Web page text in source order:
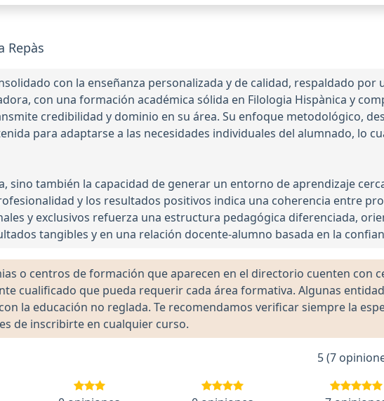
Repàs
con la enseñanza personalizada y de calidad, respaldado por
con una formación académica sólida en Filologia Hispànica y
credibilidad y dominio en su área. Su enfoque metodológico,
para adaptarse a las necesidades individuales del alumnado, lo
sino también la capacidad de generar un entorno de aprendizaje
y los resultados positivos indica una coherencia entre
y exclusivos refuerza una estructura pedagógica diferenciada,
tangibles y en una relación docente-alumno basada en la
o centros de formación que aparecen en el directorio cuenten con
cualificado que pueda requerir cada área formativa. Algunas
la educación no reglada. Te recomendamos verificar siempre la
de inscribirte en cualquier curso.
5 (7